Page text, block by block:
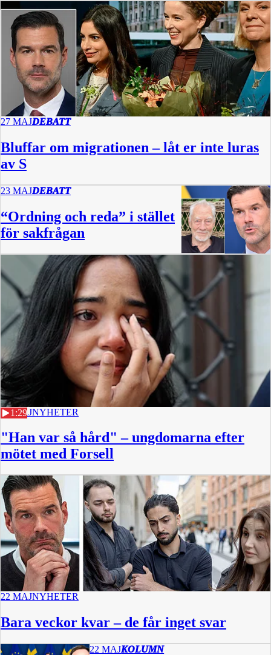
27 MAJDEBATT
Bluffar om migrationen – låt er inte luras
av S
23 MAJDEBATT
“Ordning och reda” i stället
för sakfrågan
1:29
22 MAJNYHETER
"Han var så hård" – ungdomarna efter
mötet med Forsell
22 MAJNYHETER
Bara veckor kvar – de får inget svar
22 MAJKOLUMN